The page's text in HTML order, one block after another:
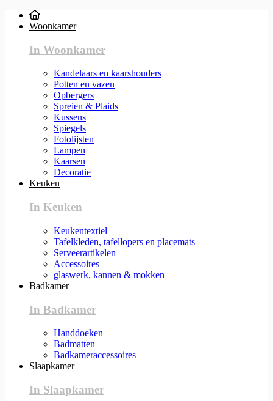
Woonkamer
In Woonkamer
Kandelaars en kaarshouders
Potten en vazen
Opbergers
Spreien & Plaids
Kussens
Spiegels
Fotolijsten
Lampen
Kaarsen
Decoratie
Keuken
In Keuken
Keukentextiel
Tafelkleden, tafellopers en placemats
Serveerartikelen
Accessoires
glaswerk, kannen & mokken
Badkamer
In Badkamer
Handdoeken
Badmatten
Badkameraccessoires
Slaapkamer
In Slaapkamer